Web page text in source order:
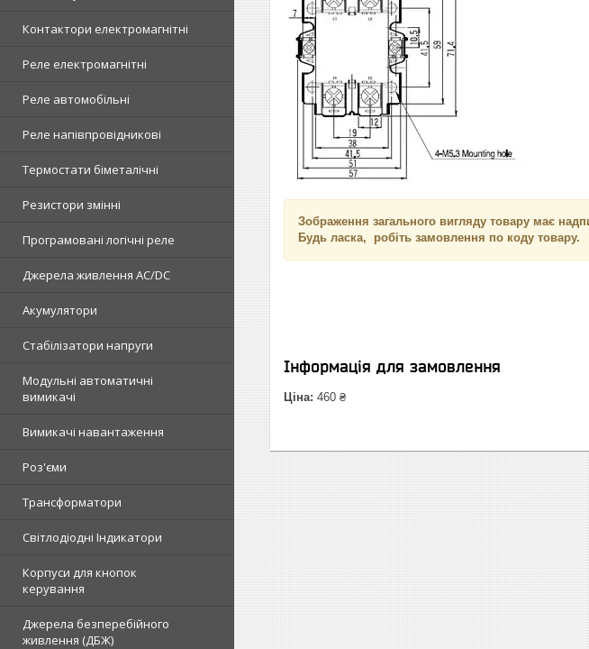
Контактори електромагнітні
Реле електромагнітні
Реле автомобільні
Реле напівпровідникові
Термостати біметалічні
Резистори змінні
Програмовані логічні реле
Джерела живлення AC/DC
Акумулятори
Стабілізатори напруги
Модульні автоматичні
вимикачі
Вимикачі навантаження
Роз'єми
Трансформатори
Світлодіодні Індикатори
Корпуси для кнопок
керування
Джерела безперебійного
живлення (ДБЖ)
Зображення загального вигляду товару має
Будь ласка, робіть замовлення по коду товару.
Інформація для замовлення
Ціна: 460 ₴